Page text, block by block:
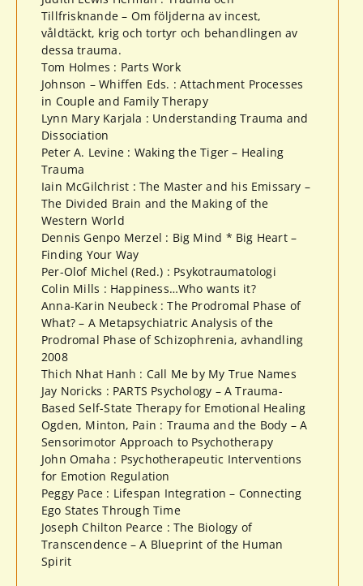
Tillfrisknande – Om följderna av incest,
våldtäckt, krig och tortyr och behandlingen av
dessa trauma.
Tom Holmes : Parts Work
Johnson – Whiffen Eds. : Attachment Processes
in Couple and Family Therapy
Lynn Mary Karjala : Understanding Trauma and
Dissociation
Peter A. Levine : Waking the Tiger – Healing
Trauma
Iain McGilchrist : The Master and his Emissary –
The Divided Brain and the Making of the
Western World
Dennis Genpo Merzel : Big Mind * Big Heart –
Finding Your Way
Per-Olof Michel (Red.) : Psykotraumatologi
Colin Mills : Happiness…Who wants it?
Anna-Karin Neubeck : The Prodromal Phase of
What? – A Metapsychiatric Analysis of the
Prodromal Phase of Schizophrenia, avhandling
2008
Thich Nhat Hanh : Call Me by My True Names
Jay Noricks : PARTS Psychology – A Trauma-
Based Self-State Therapy for Emotional Healing
Ogden, Minton, Pain : Trauma and the Body – A
Sensorimotor Approach to Psychotherapy
John Omaha : Psychotherapeutic Interventions
for Emotion Regulation
Peggy Pace : Lifespan Integration – Connecting
Ego States Through Time
Joseph Chilton Pearce : The Biology of
Transcendence – A Blueprint of the Human
Spirit